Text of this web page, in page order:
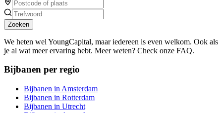
Zoeken
We heten wel YoungCapital, maar iedereen is even welkom. Ook als
je al wat meer ervaring hebt. Meer weten? Check onze FAQ.
Bijbanen per regio
Bijbanen in Amsterdam
Bijbanen in Rotterdam
Bijbanen in Utrecht